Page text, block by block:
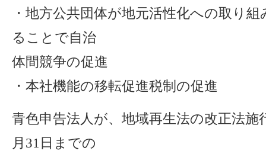
・地方公共団体が地元活性化への取り
ることで自治
体間競争の促進
・本社機能の移転促進税制の促進
青色申告法人が、地域再生法の改正法施
月31日までの